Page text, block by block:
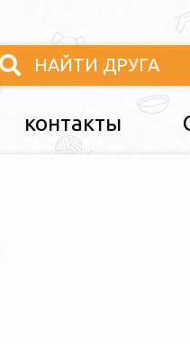
НАЙТИ ДРУГА
контакты